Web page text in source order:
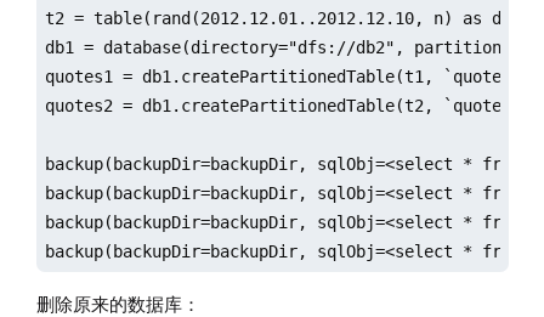
t2 = table(rand(2012.12.01..2012.12.10, n) as date,
db1 = database(directory="dfs://db2",
quotes1 = db1.createPartitionedTable(t1, `quotes1,
quotes2 = db1.createPartitionedTable(t2, `quotes2,
backup(backupDir=backupDir, sqlObj=<select * from
backup(backupDir=backupDir, sqlObj=<select * from
backup(backupDir=backupDir, sqlObj=<select * from
backup(backupDir=backupDir, sqlObj=<select * from
删除原来的数据库：